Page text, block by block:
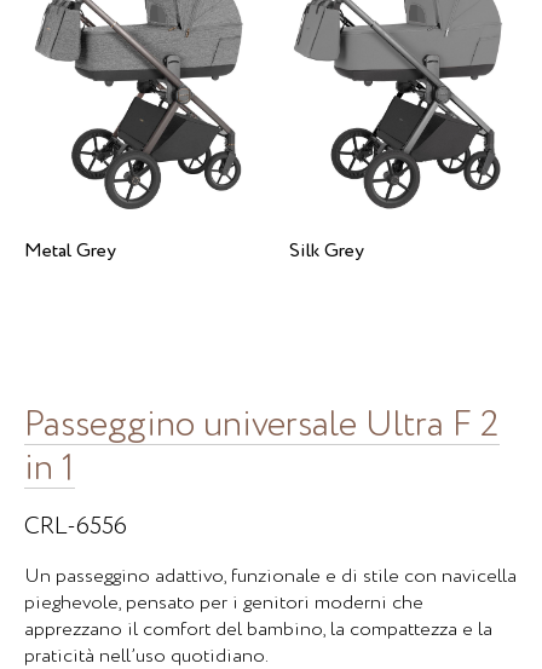
Metal Grey Silk Grey
Passeggino universale Ultra F 2
in 1
CRL-6556
Un passeggino adattivo, funzionale e di stile con navicella
pieghevole, pensato per i genitori moderni che
apprezzano il comfort del bambino, la compattezza e la
praticità nell’uso quotidiano.